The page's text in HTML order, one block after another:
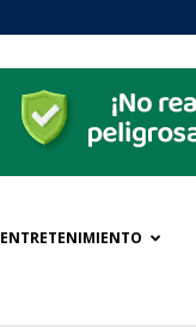
ENTRETENIMIENTO